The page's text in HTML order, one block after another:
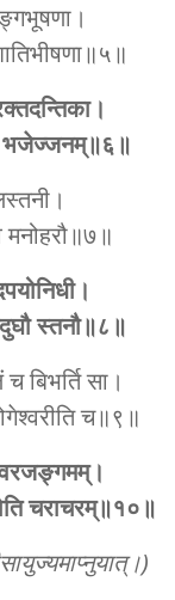
भजेज्जनम्॥६॥
मनोहरौ॥७॥
स्तनौ॥८॥
सा।
च॥९॥
चराचरम्॥१०॥